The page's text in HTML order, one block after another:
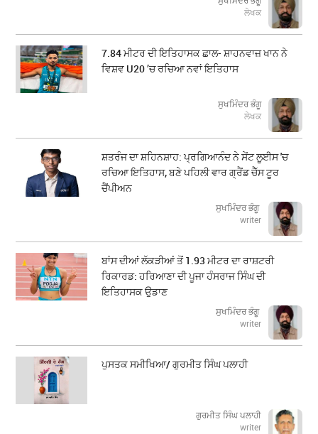
ਲੇਖਕ
7.84 ਮੀਟਰ ਦੀ ਇਤਿਹਾਸਕ ਛਾਲ- ਸ਼ਾਹਨਵਾਜ਼ ਖਾਨ ਨੇ
ਵਿਸ਼ਵ U20 ’ਚ ਰਚਿਆ ਨਵਾਂ ਇਤਿਹਾਸ
ਸੁਖਮਿੰਦਰ ਭੰਗੂ
ਲੇਖਕ
ਸ਼ਤਰੰਜ ਦਾ ਸ਼ਹਿਨਸ਼ਾਹ: ਪ੍ਰਗਿਆਨੰਦ ਨੇ ਸੇਂਟ ਲੂਈਸ 'ਚ
ਰਚਿਆ ਇਤਿਹਾਸ, ਬਣੇ ਪਹਿਲੀ ਵਾਰ ਗ੍ਰੈਂਡ ਚੈੱਸ ਟੂਰ
ਚੈਂਪੀਅਨ
ਸੁਖਮਿੰਦਰ ਭੰਗੂ
writer
ਬਾਂਸ ਦੀਆਂ ਲੱਕੜੀਆਂ ਤੋਂ 1.93 ਮੀਟਰ ਦਾ ਰਾਸ਼ਟਰੀ
ਰਿਕਾਰਡ: ਹਰਿਆਣਾ ਦੀ ਪੂਜਾ ਹੰਸਰਾਜ ਸਿੰਘ ਦੀ
ਇਤਿਹਾਸਕ ਉਡਾਣ
ਸੁਖਮਿੰਦਰ ਭੰਗੂ
writer
ਪੁਸਤਕ ਸਮੀਖਿਆ/ ਗੁਰਮੀਤ ਸਿੰਘ ਪਲਾਹੀ
ਗੁਰਮੀਤ ਸਿੰਘ ਪਲਾਹੀ
writer